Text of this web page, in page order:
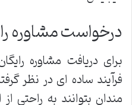
درخواست مشاوره
برای دریافت مشاوره
فرآیند ساده ای در نظر
مندان بتوانند به راحتی